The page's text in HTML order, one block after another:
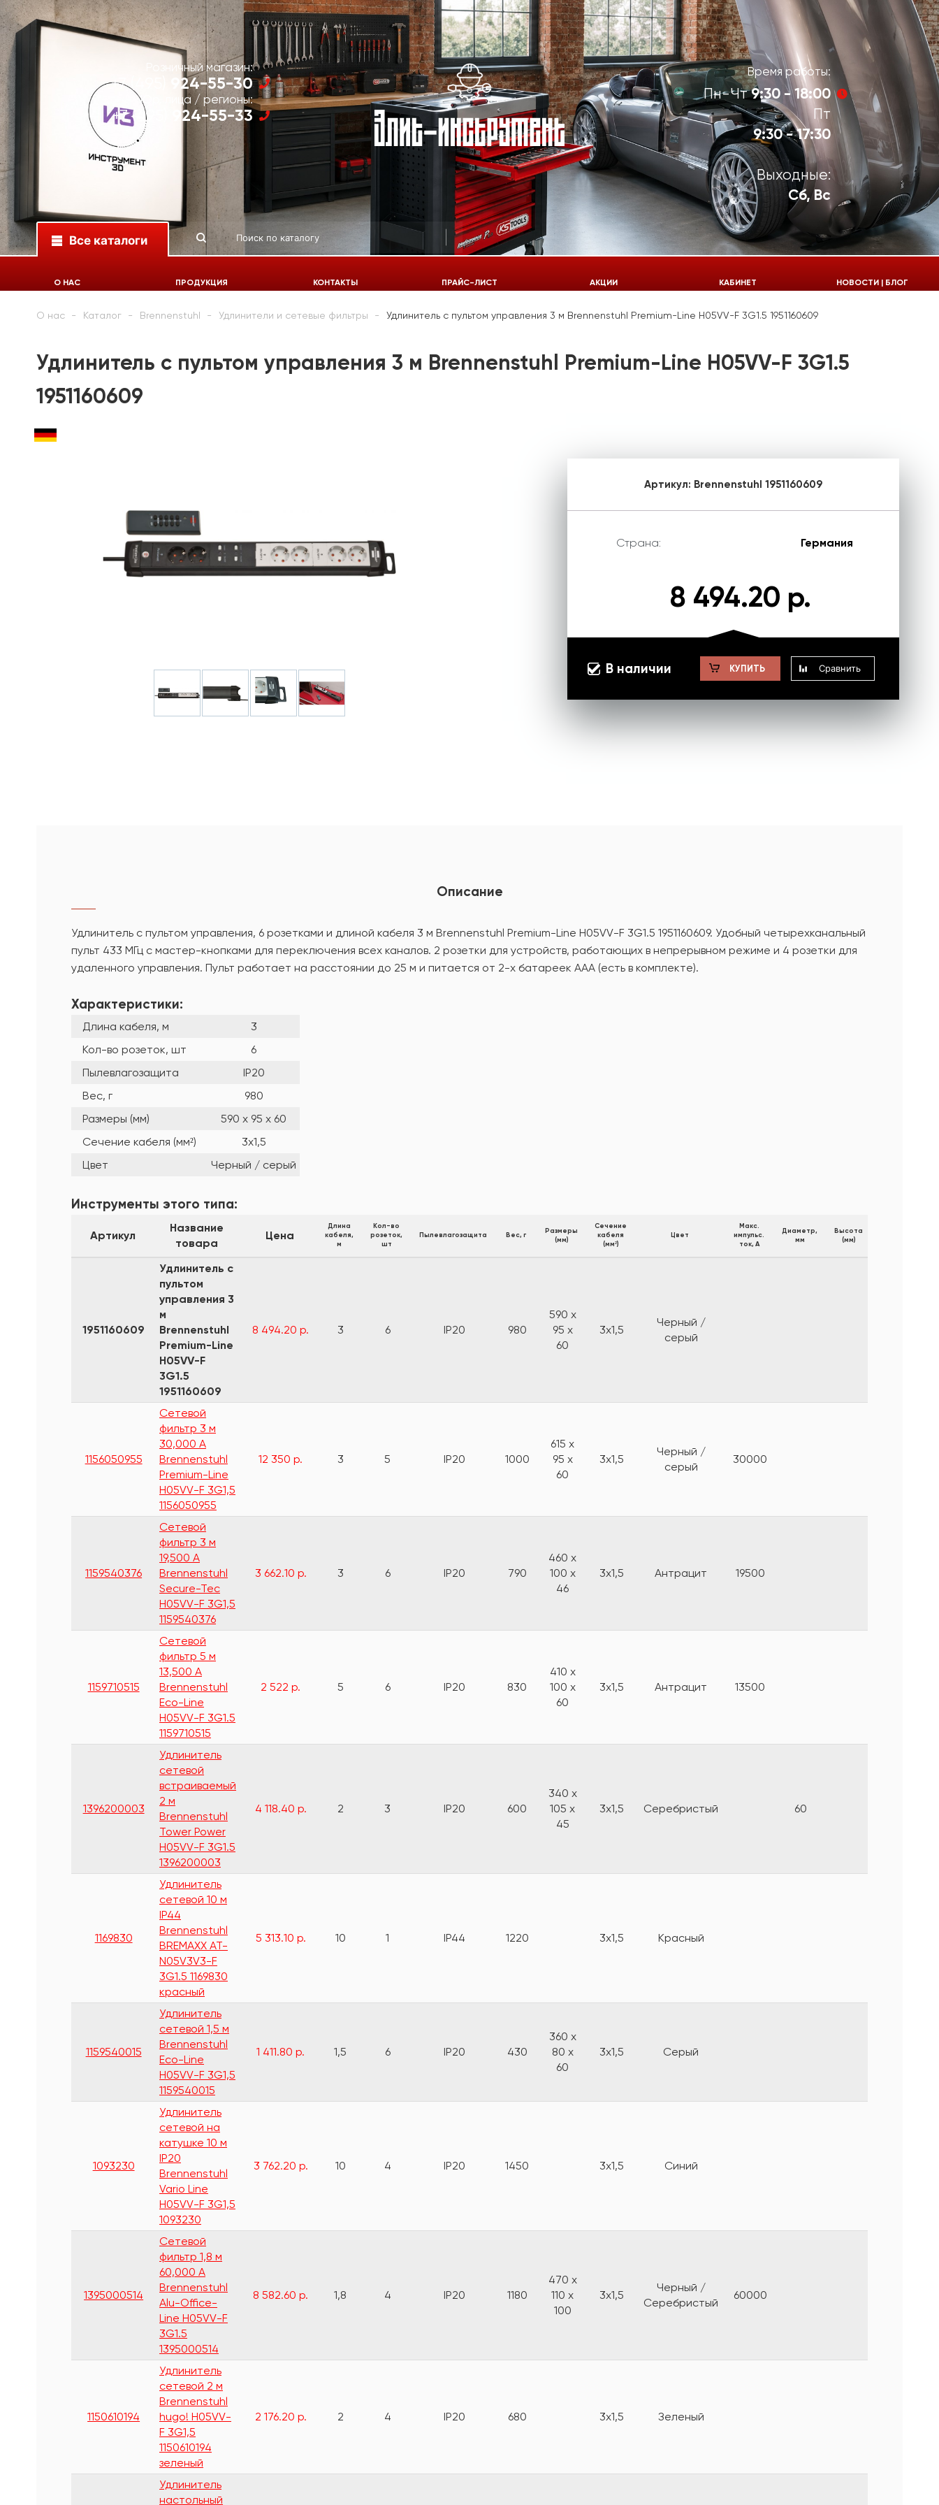
Розничный магазин:
+7 (495) 924-55-30
Юр. лица / регионы:
+7 (495) 924-55-33
Время работы:
Пн-Чт9:30 - 18:00
Пт
9:30 - 17:30
Выходные:
Сб, Вс
Все каталоги
924-55-33
О НАС ПРОДУКЦИЯ КОНТАКТЫ ПРАЙС-ЛИСТ АКЦИИ КАБИНЕТ НОВОСТИ | БЛОГ
О нас Каталог Brennenstuhl Удлинители и сетевые фильтры Удлинитель с пультом управления 3 м Brennenstuhl Premium-Line H05VV-F 3G1.5 1951160609
Удлинитель с пультом управления 3 м Brennenstuhl Premium-Line H05VV-F 3G1.5
1951160609
Артикул: Brennenstuhl 1951160609
Страна: Германия
8 494.20 р.
В наличии КУПИТЬ Сравнить
Описание
Удлинитель с пультом управления, 6 розетками и длиной кабеля 3 м Brennenstuhl Premium-Line H05VV-F 3G1.5 1951160609. Удобный четырехканальный
пульт 433 МГц с мастер-кнопками для переключения всех каналов. 2 розетки для устройств, работающих в непрерывном режиме и 4 розетки для
удаленного управления. Пульт работает на расстоянии до 25 м и питается от 2-x батареек AAA (есть в комплекте).
Характеристики:
Длина кабеля, м
3
Кол-во розеток, шт
6
Пылевлагозащита
IP20
Вес, г
980
Размеры (мм)
590 x 95 x 60
Сечение кабеля (мм²)
3x1,5
Цвет
Черный / серый
Инструменты этого типа:
Артикул
Название
товара
Цена
Длина
кабеля,
м
Кол-во
розеток,
шт
Пылевлагозащита Вес, г
Размеры
(мм)
Сечение
кабеля
(мм²)
Цвет
Макс.
импульс.
ток, А
Диаметр,
мм
Высота
(мм)
1951160609
Удлинитель с
пультом
управления 3
м
Brennenstuhl
Premium-Line
H05VV-F
3G1.5
1951160609
8 494.20 р. 3 6 IP20 980
590 x
95 x
60
3x1,5
Черный /
серый
1156050955
Сетевой
фильтр 3 м
30,000 А
Brennenstuhl
Premium-Line
H05VV-F 3G1,5
1156050955
12 350 р. 3 5 IP20 1000
615 x
95 x
60
3x1,5
Черный /
серый
30000
1159540376
Сетевой
фильтр 3 м
19,500 А
Brennenstuhl
Secure-Tec
H05VV-F 3G1,5
1159540376
3 662.10 р. 3 6 IP20 790
460 x
100 x
46
3x1,5 Антрацит 19500
1159710515
Сетевой
фильтр 5 м
13,500 А
Brennenstuhl
Eco-Line
H05VV-F 3G1.5
1159710515
2 522 р. 5 6 IP20 830
410 x
100 x
60
3x1,5 Антрацит 13500
1396200003
Удлинитель
сетевой
встраиваемый
2 м
Brennenstuhl
Tower Power
H05VV-F 3G1.5
1396200003
4 118.40 р. 2 3 IP20 600
340 x
105 x
45
3x1,5 Серебристый 60
1169830
Удлинитель
сетевой 10 м
IP44
Brennenstuhl
BREMAXX AT-
N05V3V3-F
3G1.5 1169830
красный
5 313.10 р. 10 1 IP44 1220 3x1,5 Красный
1159540015
Удлинитель
сетевой 1,5 м
Brennenstuhl
Eco-Line
H05VV-F 3G1,5
1159540015
1 411.80 р. 1,5 6 IP20 430
360 x
80 x
60
3x1,5 Серый
1093230
Удлинитель
сетевой на
катушке 10 м
IP20
Brennenstuhl
Vario Line
H05VV-F 3G1,5
1093230
3 762.20 р. 10 4 IP20 1450 3x1,5 Синий
1395000514
Сетевой
фильтр 1,8 м
60,000 А
Brennenstuhl
Alu-Office-
Line H05VV-F
3G1.5
1395000514
8 582.60 р. 1,8 4 IP20 1180
470 x
110 x
100
3x1,5
Черный /
Серебристый
60000
1150610194
Удлинитель
сетевой 2 м
Brennenstuhl
hugo! H05VV-
F 3G1,5
1150610194
зеленый
2 176.20 р. 2 4 IP20 680 3x1,5 Зеленый
Удлинитель
настольный